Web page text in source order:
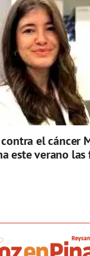
el cáncer
este verano las